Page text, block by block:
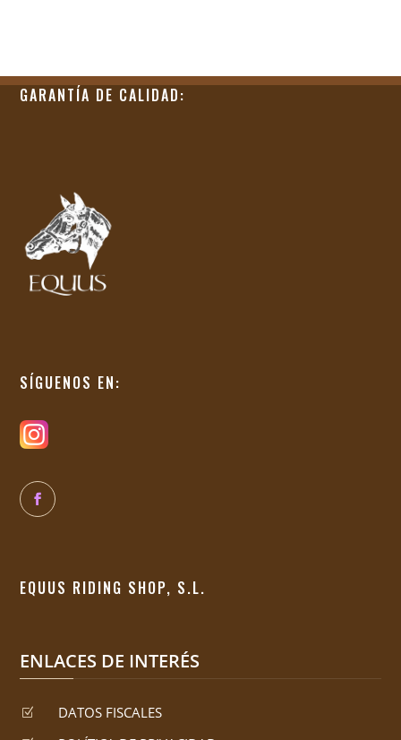
GARANTÍA DE CALIDAD:
SÍGUENOS EN:
EQUUS RIDING SHOP, S.L.
ENLACES DE INTERÉS
Z DATOS FISCALES